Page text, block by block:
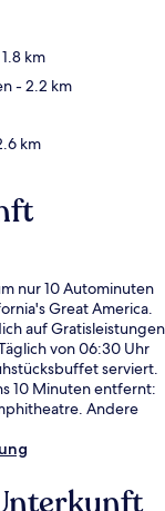
km
- 2.2 km
km
nur 10 Autominuten
Great America.
auf Gratisleistungen
von 06:30 Uhr
serviert.
10 Minuten entfernt:
Andere